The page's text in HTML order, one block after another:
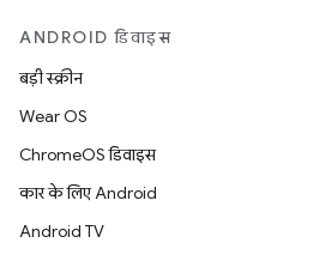
ANDROID डिवाइस
बड़ी स्क्रीन
Wear OS
ChromeOS डिवाइस
कार के लिए Android
Android TV